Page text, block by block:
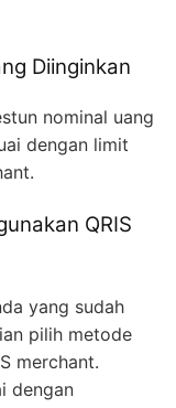
Diinginkan
nominal uang
dengan limit
QRIS
yang sudah
pilih metode
merchant.
dengan